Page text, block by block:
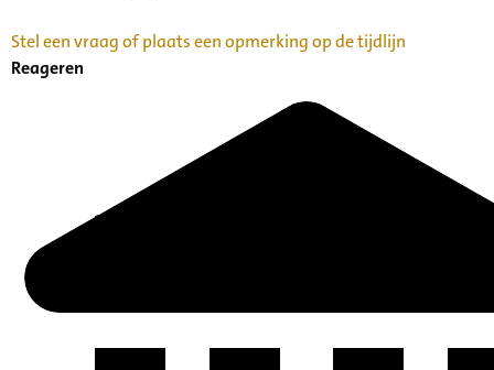
Stel een vraag of plaats een opmerking op de tijdlijn
Reageren